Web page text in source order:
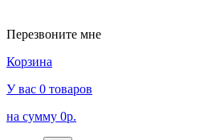
Перезвоните мне
Корзина
У вас 0 товаров
на сумму 0р.